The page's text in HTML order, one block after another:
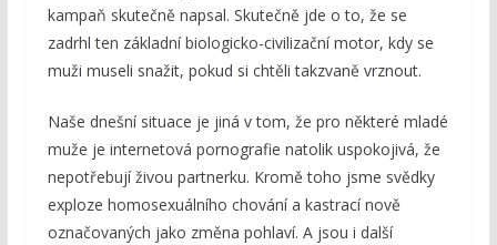
kampaň skutečně napsal. Skutečně jde o to, že se
zadrhl ten základní biologicko-civilizační motor, kdy se
muži museli snažit, pokud si chtěli takzvaně vrznout.
Naše dnešní situace je jiná v tom, že pro některé mladé
muže je internetová pornografie natolik uspokojivá, že
nepotřebují živou partnerku. Kromě toho jsme svědky
exploze homosexuálního chování a kastrací nově
označovaných jako změna pohlaví. A jsou i další